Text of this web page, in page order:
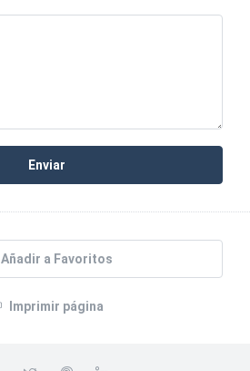
Enviar
Añadir a Favoritos
Imprimir página